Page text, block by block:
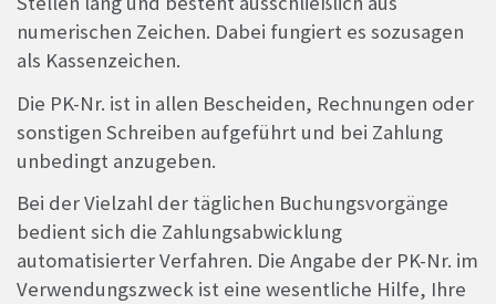
numerischen Zeichen. Dabei fungiert es sozusagen
als Kassenzeichen.
Die PK-Nr. ist in allen Bescheiden, Rechnungen oder
sonstigen Schreiben aufgeführt und bei Zahlung
unbedingt anzugeben.
Bei der Vielzahl der täglichen Buchungsvorgänge
bedient sich die Zahlungsabwicklung
automatisierter Verfahren. Die Angabe der PK-Nr. im
Verwendungszweck ist eine wesentliche Hilfe, Ihre